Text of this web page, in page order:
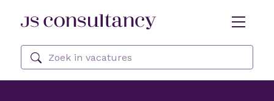
Skip Navigation or Skip to Content
Zoeken